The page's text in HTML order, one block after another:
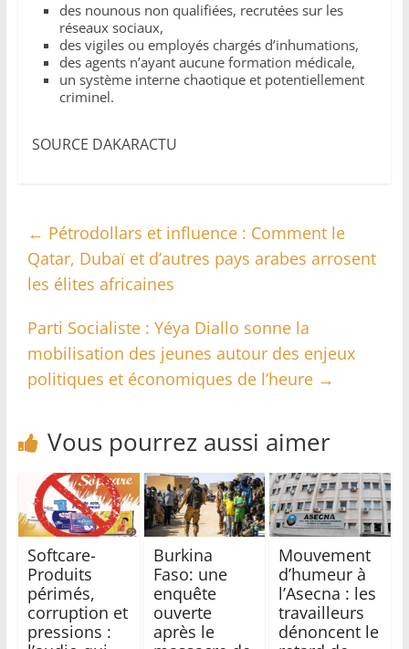
des nounous non qualifiées, recrutées sur les
réseaux sociaux,
des vigiles ou employés chargés d’inhumations,
des agents n’ayant aucune formation médicale,
un système interne chaotique et potentiellement
criminel.
SOURCE DAKARACTU
← Pétrodollars et influence : Comment le
Qatar, Dubaï et d’autres pays arabes arrosent
les élites africaines
Parti Socialiste : Yéya Diallo sonne la
mobilisation des jeunes autour des enjeux
politiques et économiques de l’heure →
Vous pourrez aussi aimer
Softcare-
Produits
périmés,
corruption et
pressions :
Burkina
Faso: une
enquête
ouverte
après le
Mouvement
d’humeur à
l’Asecna : les
travailleurs
dénoncent le